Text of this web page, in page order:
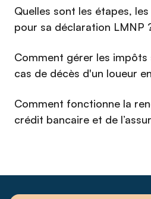
⁠Quelles sont les étapes,
pour sa déclaration LMNP
Comment gérer les impôts
cas de décès d'un loueur
Comment fonctionne la
crédit bancaire et de